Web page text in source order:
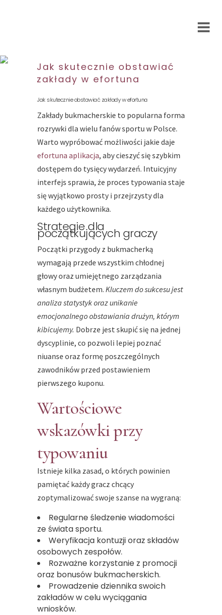
Jak skutecznie obstawiać
zakłady w efortuna
Jak skutecznie obstawiać zakłady w efortuna
Zakłady bukmacherskie to popularna forma
rozrywki dla wielu fanów sportu w Polsce.
Warto wypróbować możliwości jakie daje
efortuna aplikacja, aby cieszyć się szybkim
dostępem do tysięcy wydarzeń. Intuicyjny
interfejs sprawia, że proces typowania staje
się wyjątkowo prosty i przejrzysty dla
każdego użytkownika.
Strategie dla
początkujących graczy
Początki przygody z bukmacherką
wymagają przede wszystkim chłodnej
głowy oraz umiejętnego zarządzania
własnym budżetem. Kluczem do sukcesu jest
analiza statystyk oraz unikanie
emocjonalnego obstawiania drużyn, którym
kibicujemy. Dobrze jest skupić się na jednej
dyscyplinie, co pozwoli lepiej poznać
niuanse oraz formę poszczególnych
zawodników przed postawieniem
pierwszego kuponu.
Wartościowe
wskazówki przy
typowaniu
Istnieje kilka zasad, o których powinien
pamiętać każdy gracz chcący
zoptymalizować swoje szanse na wygraną:
Regularne śledzenie wiadomości
ze świata sportu.
Weryfikacja kontuzji oraz składów
osobowych zespołów.
Rozważne korzystanie z promocji
oraz bonusów bukmacherskich.
Prowadzenie dziennika swoich
zakładów w celu wyciągania
wniosków.